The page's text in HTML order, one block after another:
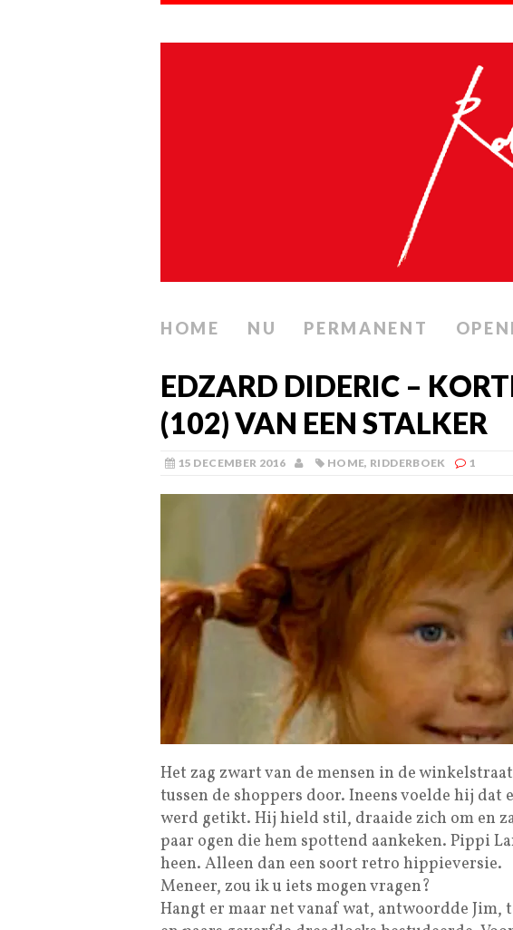
HOME NU PERMANENT
EDZARD DIDERIC –
(102) VAN EEN STALKER
15 DECEMBER 2016 HOME, RIDDERBOEK 1
Het zag zwart van de mensen in de
tussen de shoppers door. Ineens voelde hij dat
werd getikt. Hij hield stil, draaide zich om en
paar ogen die hem spottend aankeken. Pippi
heen. Alleen dan een soort retro hippieversie.
Meneer, zou ik u iets mogen vragen?
Hangt er maar net vanaf wat, antwoordde